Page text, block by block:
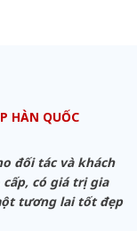
HÀN QUỐC
đối tác và khách
có giá trị gia
tương lai tốt đẹp